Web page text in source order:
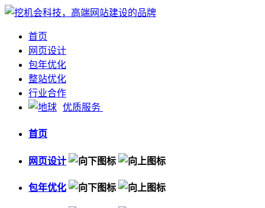
首页
网页设计
包年优化
整站优化
行业合作
优质服务
首页
网页设计
包年优化